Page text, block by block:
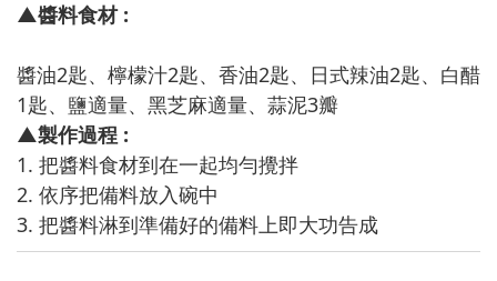
▲醬料食材 :
醬油2匙、檸檬汁2匙、香油2匙、日式辣油2匙、白醋
1匙、鹽適量、黑芝麻適量、蒜泥3瓣
▲製作過程 :
1. 把醬料食材到在一起均勻攪拌
2. 依序把備料放入碗中
3. 把醬料淋到準備好的備料上即大功告成